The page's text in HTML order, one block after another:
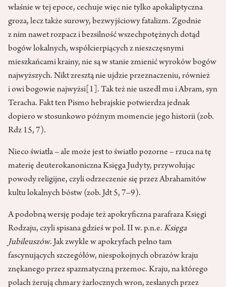
właśnie w tej epoce, cechuje więc nie tylko apokaliptyczna
groza, lecz także surowy, bezwyjściowy fatalizm. Zgodnie
z nim nawet rozpacz i bezsilność wszechpotężnych dotąd
bogów lokalnych, współcierpiących z nieszczęsnymi
mieszkańcami krainy, nie są w stanie zmienić wyroków bogów
najwyższych. Nikt zresztą nie ujdzie przeznaczeniu, również
i owi bogowie najwyżsi [1] . Tak też nie uszedł mu i Abram, syn
Teracha. Fakt ten Pismo hebrajskie potwierdza jednak
dopiero w stosunkowo późnym momencie jego historii (zob.
Rdz 15, 7).
Nieco światła – ale może jest to światło pozorne – rzuca na tę
materię deuterokanoniczna Księga Judyty, przywołując
powody religijne, czyli odrzeczenie się przez Abrahamitów
kultu lokalnych bóstw (zob. Jdt 5, 7–9).
A podobną wersję podaje też apokryficzna parafraza Księgi
Rodzaju, czyli spisana gdzieś w poł. II w. p.n.e. Księga
Jubileuszów. Jak zwykle w apokryfach pełno tam
fascynujących szczegółów, niespokojnych obrazów kraju
znękanego przez spazmatyczną przemoc. Kraju, na którego
polach żerują chmary żarłocznych wron, zesłanych przez